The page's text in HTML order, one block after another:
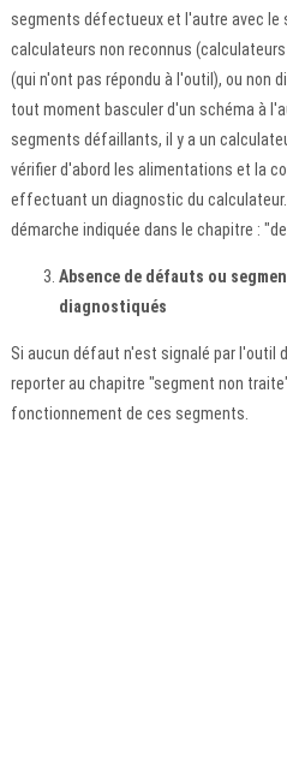
segments défectueux et l'autre avec le
calculateurs non reconnus
(qui n'ont pas répondu à l'outil), ou non
tout moment basculer d'un schéma à
segments défaillants, il y a un
vérifier d'abord les alimentations et la
effectuant un diagnostic du
démarche indiquée dans le chapitre :
Absence de défauts ou
diagnostiqués
Si aucun défaut n'est signalé par l'outil
reporter au chapitre "segment non
fonctionnement de ces segments.